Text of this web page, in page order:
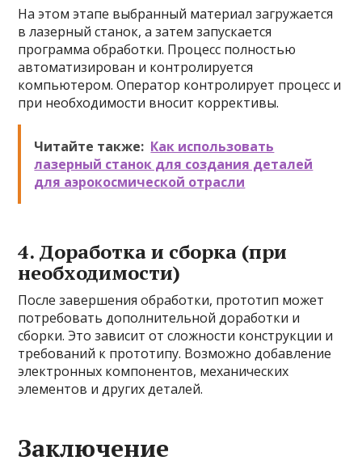
На этом этапе выбранный материал загружается
в лазерный станок, а затем запускается
программа обработки. Процесс полностью
автоматизирован и контролируется
компьютером. Оператор контролирует процесс и
при необходимости вносит коррективы.
Читайте также: Как использовать
лазерный станок для создания деталей
для аэрокосмической отрасли
4. Доработка и сборка (при
необходимости)
После завершения обработки, прототип может
потребовать дополнительной доработки и
сборки. Это зависит от сложности конструкции и
требований к прототипу. Возможно добавление
электронных компонентов, механических
элементов и других деталей.
Заключение